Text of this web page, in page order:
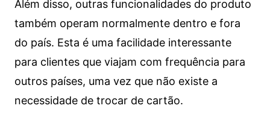
Além disso, outras funcionalidades do produto
também operam normalmente dentro e fora
do país. Esta é uma facilidade interessante
para clientes que viajam com frequência para
outros países, uma vez que não existe a
necessidade de trocar de cartão.